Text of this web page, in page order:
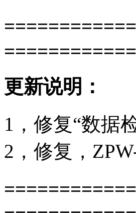
更新说明：
1，修复“数据
2，修复，